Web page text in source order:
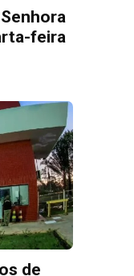
feira
de